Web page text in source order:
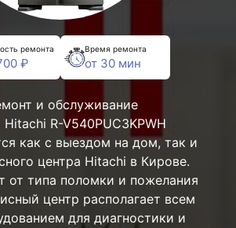
ремонта
₽
Время ремонта
от 30 мин
и обслуживание
R-V540PUC3KPWH
как с выездом на дом, так и
центра Hitachi в Кирове.
от типа поломки и пожелания
центр располагает всем
для диагностики и